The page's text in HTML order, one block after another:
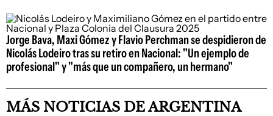
Jorge Bava, Maxi Gómez y Flavio Perchman se despidieron de
Nicolás Lodeiro tras su retiro en Nacional: "Un ejemplo de
profesional" y "más que un compañero, un hermano"
MÁS NOTICIAS DE ARGENTINA